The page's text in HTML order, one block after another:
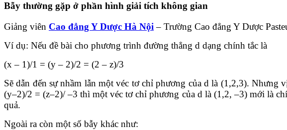
Bẫy thường gặp ở phần hình giải tích không gian
Giảng viên Cao đẳng Y Dược Hà Nội – Trường Cao đẳng Y Dược
Ví dụ: Nếu đề bài cho phương trình đường thẳng d dạng chính tắc là
(x – 1)/1 = (y – 2)/2 = (2 – z)/3
Sẽ dẫn đến sự nhầm lẫn một véc tơ chỉ phương của d là (1,2,3).
(y–2)/2 = (z–2)/ –3 thì một véc tơ chỉ phương của d là (1,2, –3) mới là
quả.
Ngoài ra còn một số bẫy khác như: